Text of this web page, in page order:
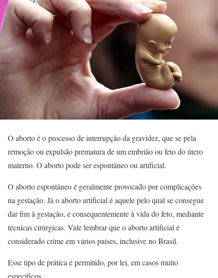
O aborto é o processo de interrupção da gravidez, que se pela
remoção ou expulsão prematura de um embrião ou feto do útero
materno. O aborto pode ser espontâneo ou artificial.
O aborto espontâneo é geralmente provocado por complicações
na gestação. Já o aborto artificial é aquele pelo qual se consegue
dar fim à gestação, e consequentemente à vida do feto, mediante
técnicas cirúrgicas. Vale lembrar que o aborto artificial é
considerado crime em vários países, inclusive no Brasil.
Esse tipo de prática é permitido, por lei, em casos muito
específicos.